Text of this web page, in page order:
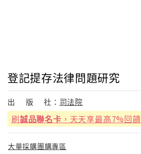
登記提存法律問題研究
出 版 社： 司法院
刷誠品聯名卡 ，天天享最高7%回饋
大量採購團購專區